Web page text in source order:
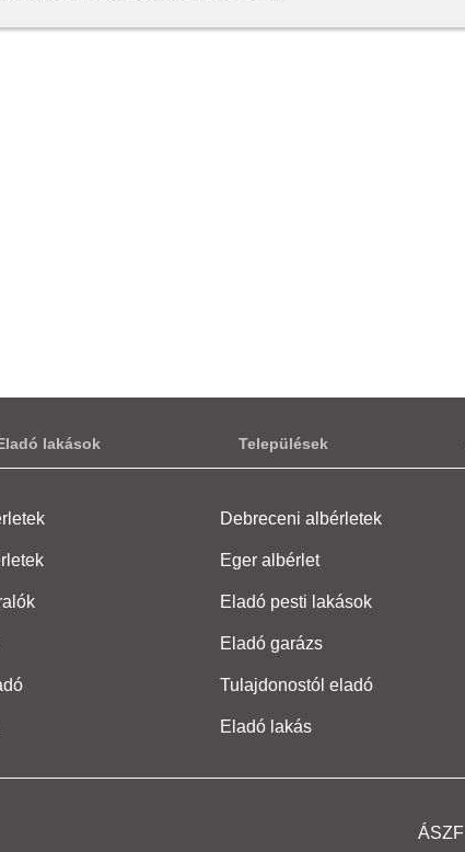
lakások Települések
Debreceni albérletek
Eger albérlet
Eladó pesti lakások
Eladó garázs
Tulajdonostól eladó
Eladó lakás
ÁSZF